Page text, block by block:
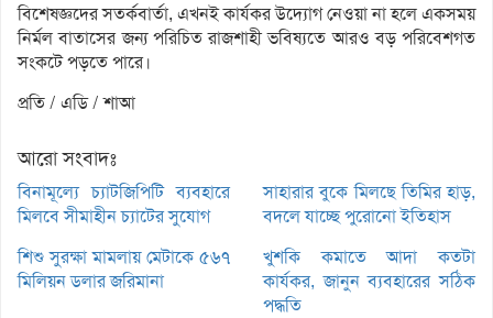
বিশেষজ্ঞদের সতর্কবার্তা, এখনই কার্যকর উদ্যোগ নেওয়া না হলে একসময়
নির্মল বাতাসের জন্য পরিচিত রাজশাহী ভবিষ্যতে আরও বড় পরিবেশগত
সংকটে পড়তে পারে।
প্রতি / এডি / শাআ
আরো সংবাদঃ
বিনামূল্যে চ্যাটজিপিটি ব্যবহারে
মিলবে সীমাহীন চ্যাটের সুযোগ
সাহারার বুকে মিলছে তিমির হাড়,
বদলে যাচ্ছে পুরোনো ইতিহাস
শিশু সুরক্ষা মামলায় মেটাকে ৫৬৭
মিলিয়ন ডলার জরিমানা
খুশকি কমাতে আদা কতটা
কার্যকর, জানুন ব্যবহারের সঠিক
পদ্ধতি